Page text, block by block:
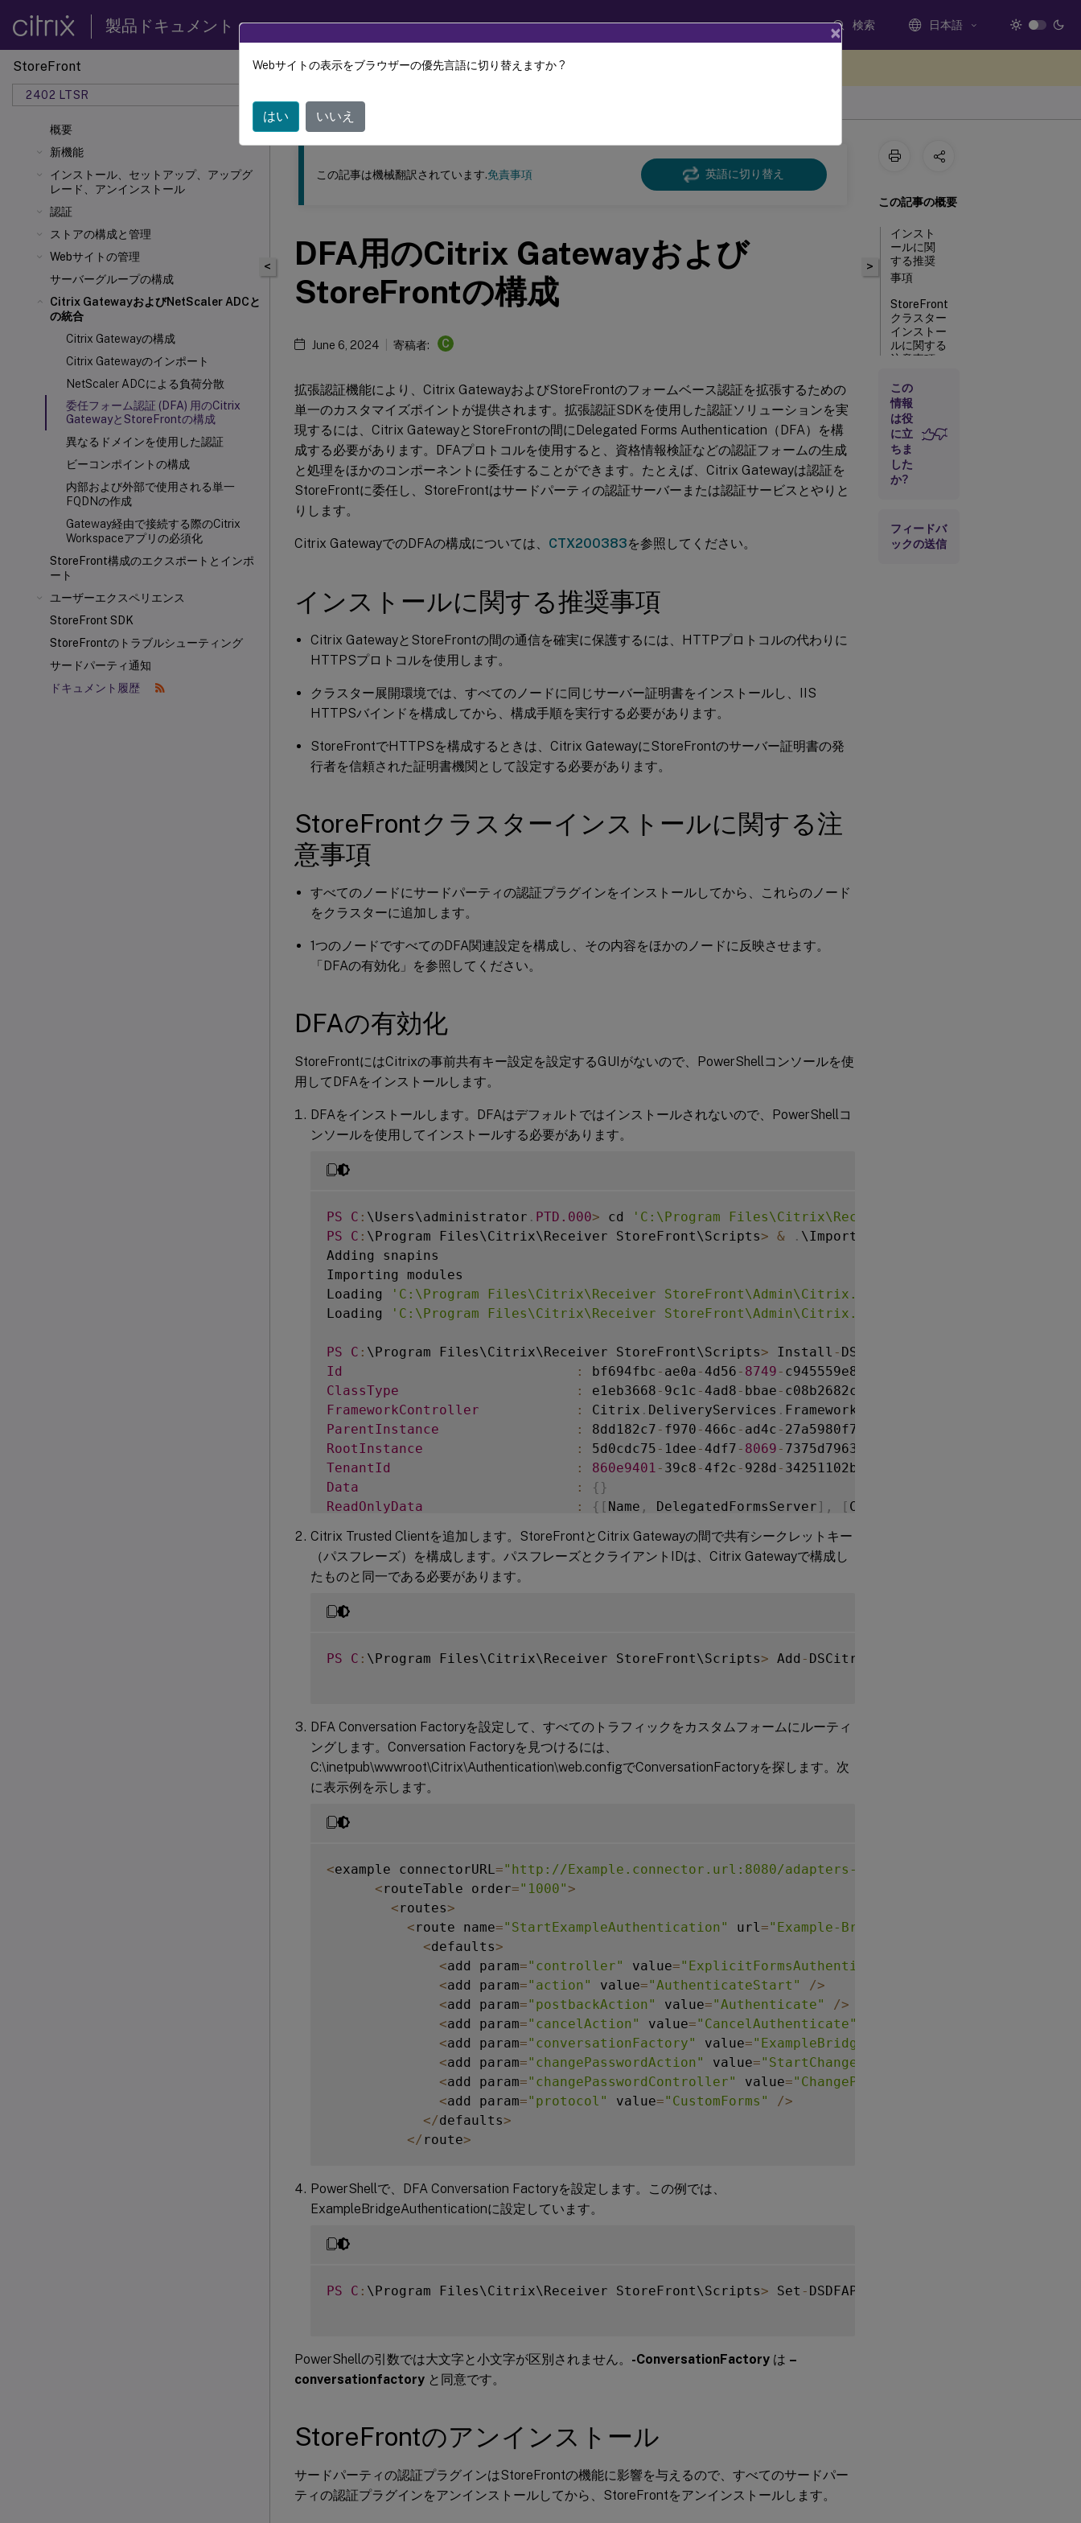
製品ドキュメント 検索 日本語
StoreFront
2402 LTSR
概要
新機能
インストール、セットアップ、アップグ
レード、アンインストール
認証
ストアの構成と管理
Webサイトの管理
サーバーグループの構成
Citrix GatewayおよびNetScaler ADCと
の統合
Citrix Gatewayの構成
Citrix Gatewayのインポート
NetScaler ADCによる負荷分散
委任フォーム認証 (DFA) 用のCitrix
GatewayとStoreFrontの構成
異なるドメインを使用した認証
ビーコンポイントの構成
内部および外部で使用される単一
FQDNの作成
Gateway経由で接続する際のCitrix
Workspaceアプリの必須化
StoreFront構成のエクスポートとインポ
ート
ユーザーエクスペリエンス
StoreFront SDK
StoreFrontのトラブルシューティング
サードパーティ通知
ドキュメント履歴
このコンテンツは動的に機械翻訳されています。
ストアフロント
<
この記事は機械翻訳されています.免責事項 英語に切り替え
DFA用のCitrix Gatewayおよび
StoreFrontの構成
June 6, 2024 寄稿者: C
拡張認証機能により、Citrix GatewayおよびStoreFrontのフォームベース認証を拡張するための
単一のカスタマイズポイントが提供されます。拡張認証SDKを使用した認証ソリューションを実
現するには、Citrix GatewayとStoreFrontの間にDelegated Forms Authentication（DFA）を構
成する必要があります。DFAプロトコルを使用すると、資格情報検証などの認証フォームの生成
と処理をほかのコンポーネントに委任することができます。たとえば、Citrix Gatewayは認証を
StoreFrontに委任し、StoreFrontはサードパーティの認証サーバーまたは認証サービスとやりと
りします。
Citrix GatewayでのDFAの構成については、 CTX200383を参照してください。
インストールに関する推奨事項
Citrix GatewayとStoreFrontの間の通信を確実に保護するには、HTTPプロトコルの代わりに
HTTPSプロトコルを使用します。
クラスター展開環境では、すべてのノードに同じサーバー証明書をインストールし、IIS
HTTPSバインドを構成してから、構成手順を実行する必要があります。
StoreFrontでHTTPSを構成するときは、Citrix GatewayにStoreFrontのサーバー証明書の発
行者を信頼された証明書機関として設定する必要があります。
StoreFrontクラスターインストールに関する注
意事項
すべてのノードにサードパーティの認証プラグインをインストールしてから、これらのノード
をクラスターに追加します。
1つのノードですべてのDFA関連設定を構成し、その内容をほかのノードに反映させます。
「DFAの有効化」を参照してください。
DFAの有効化
StoreFrontにはCitrixの事前共有キー設定を設定するGUIがないので、PowerShellコンソールを使
用してDFAをインストールします。
DFAをインストールします。DFAはデフォルトではインストールされないので、PowerShellコ
ンソールを使用してインストールする必要があります。
PS C : \Users\administrator . PTD .000> cd
'C:\Program Files\Citrix\Receiver StoreFront\Scripts'
PS
C : \Program Files\Citrix\Receiver StoreFront\Scripts> & . \ImportModules
Adding snapins
Importing modules
Loading
'C:\Program Files\Citrix\Receiver
Loading
'C:\Program Files\Citrix\Receiver
PS C : \Program Files\Citrix\Receiver StoreFront\Scripts> Install -
Id
: bf694fbc - ae0a -4d56 - 8749 -
ClassType
: e1eb3668 - 9c1c -4ad8 - bbae -
FrameworkController
: Citrix . DeliveryServices . Framework
ParentInstance
: 8dd182c7 - f970 -466c - ad4c -
RootInstance
: 5d0cdc75 - 1dee -4df7 - 8069 -
TenantId
: 860e9401 - 39c8 -4f2c - 928d -
Data
: { }
ReadOnlyData
: { [ Name , DelegatedFormsServer ] , [ Cmdlet
ParameterData
: {[FeatureClassId, e1eb3668 -9c1c
970
466c - ad4c- 27a5980f716c ], [TenantId
AdditionalInstanceDependencies
IsDeployed
FeatureClass
Citrix Trusted Clientを追加します。StoreFrontとCitrix Gatewayの間で共有シークレットキー
（パスフレーズ）を構成します。パスフレーズとクライアントIDは、Citrix Gatewayで構成し
たものと同一である必要があります。
PS C : \Program Files\Citrix\Receiver StoreFront\Scripts> Add - DSCitrixPSKTrustedClient
DFA Conversation Factoryを設定して、すべてのトラフィックをカスタムフォームにルーティ
ングします。Conversation Factoryを見つけるには、
C:\inetpub\wwwroot\Citrix\Authentication\web.configでConversationFactoryを探します。次
に表示例を示します。
<example connectorURL ="http://Example.connector.url:8080/adapters-sf-aaconnector-webapp"
< routeTable order="1000">
< routes>
< route name="StartExampleAuthentication" url ="Example-Bridge-Forms/Start"
<defaults>
<add param="controller" value="ExplicitFormsAuthentication"
<add param="action" value="AuthenticateStart" />
<add param="postbackAction" value="Authenticate" />
<add param="cancelAction" value="CancelAuthenticate"
<add param="conversationFactory" value="ExampleBridgeAuthentication"
<add param="changePasswordAction" value="StartChangePassword"
<add param="changePasswordController" value="ChangePassword"
<add param="protocol" value="CustomForms" />
</defaults>
</ route>
PowerShellで、DFA Conversation Factoryを設定します。この例では、
ExampleBridgeAuthenticationに設定しています。
PS C : \Program Files\Citrix\Receiver StoreFront\Scripts> Set - DSDFAProperty
PowerShellの引数では大文字と小文字が区別されません。 -ConversationFactory は –
conversationfactory と同意です。
StoreFrontのアンインストール
サードパーティの認証プラグインはStoreFrontの機能に影響を与えるので、すべてのサードパー
ティの認証プラグインをアンインストールしてから、StoreFrontをアンインストールします。
>
この記事の概要
インスト
ールに関
する推奨
事項
StoreFront
クラスター
インストー
ルに関する
注意事項
DFAの有
効化
StoreFront
のアンイン
ストール
この
情報
は役
に立
ちま
した
か?
フィードバ
ックの送信
×
Webサイトの表示をブラウザーの優先言語に切り替えますか ?
はい いいえ